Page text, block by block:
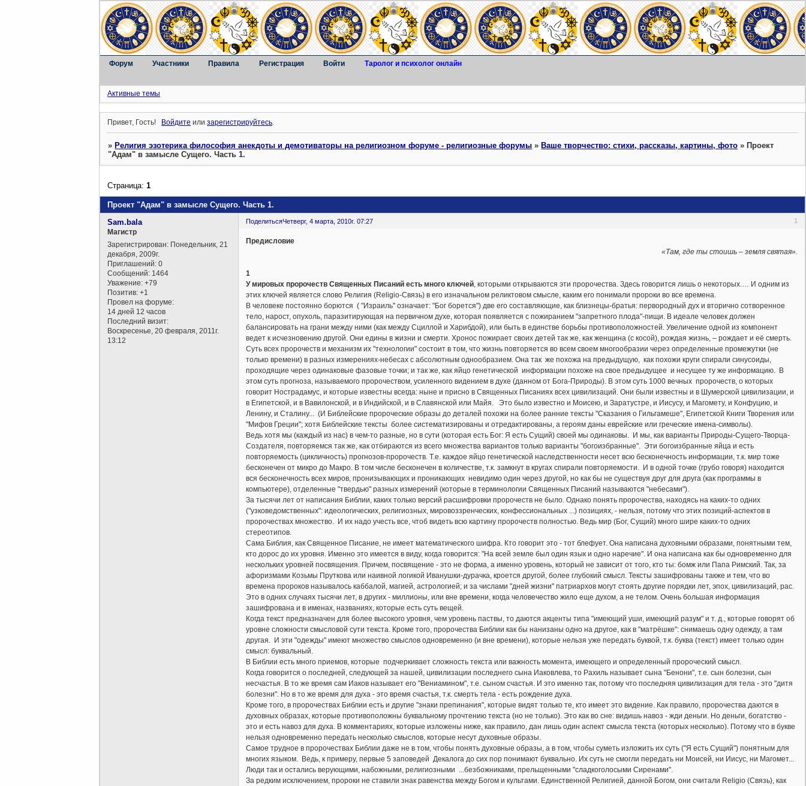
Форум Участники Правила Регистрация Войти Таролог и психолог онлайн
Активные темы
Привет, Гость! Войдите илизарегистрируйтесь.
»Религия эзотерика философия анекдоты и демотиваторы на религиозном форуме - религиозные форумы »Ваше творчество: стихи, рассказы, картины, фото »Проект
"Адам" в замысле Сущего. Часть 1.
Проект "Адам" в замысле Сущего. Часть 1.
Страница:1
Поделиться 1
Четверг, 4 марта, 2010г. 07:27
Sam.bala
Магистр
Зарегистрирован: Понедельник, 21
декабря, 2009г.
Приглашений: 0
Сообщений: 1464
Уважение: +79
Позитив: +1
Провел на форуме:
14 дней 12 часов
Последний визит:
Воскресенье, 20 февраля, 2011г.
13:12
Предисловие
«Там, где ты стоишь – земля святая».
1
У мировых пророчеств Священных Писаний есть много ключей, которыми открываются эти пророчества. Здесь говорится лишь о некоторых.… И одним из
этих ключей является слово Религия (Religio-Связь) в его изначальном реликтовом смысле, каким его понимали пророки во все времена.
В человеке постоянно борются ( "Израиль" означает: "Бог борется") две его составляющие, как близнецы-братья: первородный дух и вторично сотворенное
тело, нарост, опухоль, паразитирующая на первичном духе, которая появляется с пожиранием "запретного плода"-пищи. В идеале человек должен
балансировать на грани между ними (как между Сциллой и Харибдой), или быть в единстве борьбы противоположностей. Увеличение одной из компонент
ведет к исчезновению другой. Они едины в жизни и смерти. Хронос пожирает своих детей так же, как женщина (с косой), рождая жизнь, – рождает и её смерть.
Суть всех пророчеств и механизм их "технологии" состоит в том, что жизнь повторяется во всем своем многообразии через определенные промежутки (не
только времени) в разных измерениях-небесах с абсолютным однообразием. Она так же похожа на предыдущую, как похожи круги спирали синусоиды,
проходящие через одинаковые фазовые точки; и так же, как яйцо генетической информации похоже на свое предыдущее и несущее ту же информацию. В
этом суть прогноза, называемого пророчеством, усиленного видением в духе (данном от Бога-Природы). В этом суть 1000 вечных пророчеств, о которых
говорит Нострадамус, и которые известны всегда: ныне и присно в Священных Писаниях всех цивилизаций. Они были известны и в Шумерской цивилизации, и
в Египетской, и в Вавилонской, и в Индийской, и в Славянской или Майя. Это было известно и Моисею, и Заратустре, и Иисусу, и Магомету, и Конфуцию, и
Ленину, и Сталину... (И Библейские пророческие образы до деталей похожи на более ранние тексты "Сказания о Гильгамеше", Египетской Книги Творения или
"Мифов Греции"; хотя Библейские тексты более систематизированы и отредактированы, а героям даны еврейские или греческие имена-символы).
Ведь хотя мы (каждый из нас) в чем-то разные, но в сути (которая есть Бог: Я есть Сущий) своей мы одинаковы. И мы, как варианты Природы-Сущего-Творца-
Создателя, повторяемся так же, как отбираются из всего множества вариантов только варианты "богоизбранные". Эти богоизбранные яйца и есть
повторяемость (цикличность) прогнозов-пророчеств. Т.е. каждое яйцо генетической наследственности несет всю бесконечность информации, т.к. мир тоже
бесконечен от микро до Макро. В том числе бесконечен в количестве, т.к. замкнут в кругах спирали повторяемости. И в одной точке (грубо говоря) находится
вся бесконечность всех миров, пронизывающих и проникающих невидимо один через другой, но как бы не существуя друг для друга (как программы в
компьютере), отделенные "твердью" разных измерений (которые в терминологии Священных Писаний называются "небесами").
За тысячи лет от написания Библии, каких только версий расшифровки пророчеств не было. Однако понять пророчества, находясь на каких-то одних
("узковедомственных": идеологических, религиозных, мировоззренческих, конфессиональных ...) позициях, - нельзя, потому что этих позиций-аспектов в
пророчествах множество. И их надо учесть все, чтоб видеть всю картину пророчеств полностью. Ведь мир (Бог, Сущий) много шире каких-то одних
стереотипов.
Сама Библия, как Священное Писание, не имеет математического шифра. Кто говорит это - тот блефует. Она написана духовными образами, понятными тем,
кто дорос до их уровня. Именно это имеется в виду, когда говорится: "На всей земле был один язык и одно наречие". И она написана как бы одновременно для
нескольких уровней посвящения. Причем, посвящение - это не форма, а именно уровень, который не зависит от того, кто ты: бомж или Папа Римский. Так, за
афоризмами Козьмы Пруткова или наивной логикой Иванушки-дурачка, кроется другой, более глубокий смысл. Тексты зашифрованы также и тем, что во
времена пророков называлось каббалой, магией, астрологией; и за числами "дней жизни" патриархов могут стоять другие порядки лет, эпох, цивилизаций, рас.
Это в одних случаях тысячи лет, в других - миллионы, или вне времени, когда человечество жило еще духом, а не телом. Очень большая информация
зашифрована и в именах, названиях, которые есть суть вещей.
Когда текст предназначен для более высокого уровня, чем уровень паствы, то даются акценты типа "имеющий уши, имеющий разум" и т. д., которые говорят об
уровне сложности смысловой сути текста. Кроме того, пророчества Библии как бы нанизаны одно на другое, как в "матрёшке": снимаешь одну одежду, а там
другая. И эти "одежды" имеют множество смыслов одновременно (и вне времени), которые нельзя уже передать буквой, т.к. буква (текст) имеет только один
смысл: буквальный.
В Библии есть много приемов, которые подчеркивает сложность текста или важность момента, имеющего и определенный пророческий смысл.
Когда говорится о последней, следующей за нашей, цивилизации последнего сына Иаковлева, то Рахиль называет сына "Бенони", т.е. сын болезни, сын
несчастья. В то же время сам Иаков называет его "Вениамином", т.е. сыном счастья. И это именно так, потому что последняя цивилизация для тела - это "дитя
болезни". Но в то же время для духа - это время счастья, т.к. смерть тела - есть рождение духа.
Кроме того, в пророчествах Библии есть и другие "знаки препинания", которые видят только те, кто имеет это видение. Как правило, пророчества даются в
духовных образах, которые противоположны буквальному прочтению текста (но не только). Это как во сне: видишь навоз - жди деньги. Но деньги, богатство -
это и есть навоз для духа. В комментариях, которые изложены ниже, как правило, дан лишь один аспект смысла текста (которых несколько). Потому что в букве
нельзя одновременно передать несколько смыслов, которые несут духовные образы.
Самое трудное в пророчествах Библии даже не в том, чтобы понять духовные образы, а в том, чтобы суметь изложить их суть ("Я есть Сущий") понятным для
многих языком. Ведь, к примеру, первые 5 заповедей Декалога до сих пор понимают буквально. Их суть не смогли передать ни Моисей, ни Иисус, ни Магомет...
Люди так и остались верующими, набожными, религиозными ...безбожниками, прельщенными "сладкоголосыми Сиренами".
За редким исключением, пророки не ставили знак равенства между Богом и культами. Единственной Религией, данной Богом, они считали Religio (Связь), как